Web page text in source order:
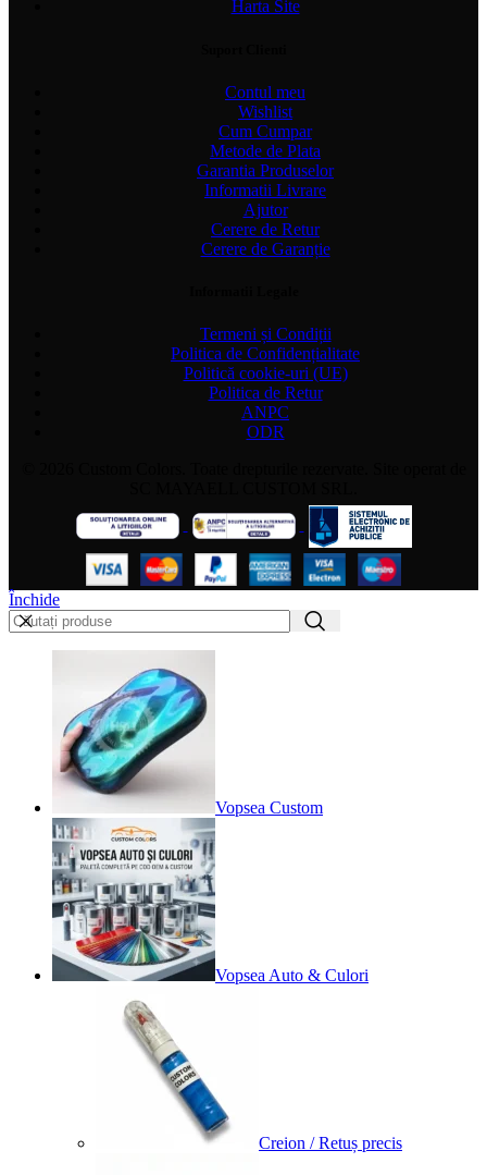
Harta Site
Contul meu
Wishlist
Cum Cumpar
Metode de Plata
Garantia Produselor
Informatii Livrare
Ajutor
Cerere de Retur
Cerere de Garanție
Termeni și Condiții
Politica de Confidențialitate
Politică cookie-uri (UE)
Politica de Retur
ANPC
ODR
Închide
Vopsea Custom
Vopsea Auto & Culori
Creion / Retuș precis